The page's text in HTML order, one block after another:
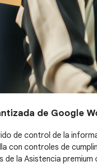
de Google
de control de la
con controles de
la Asistencia premium